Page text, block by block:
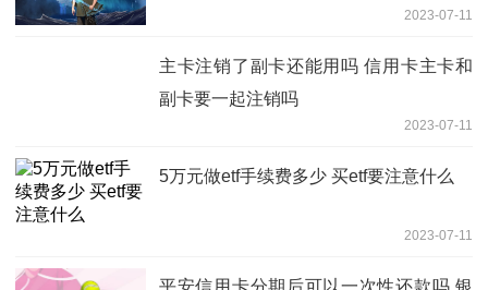
2023-07-11
主卡注销了副卡还能用吗 信用卡主卡和
副卡要一起注销吗
2023-07-11
5万元做etf手续费多少 买etf要注意什么
2023-07-11